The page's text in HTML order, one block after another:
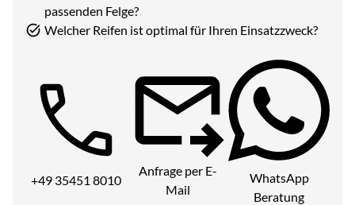
passenden Felge?
Welcher Reifen ist optimal für Ihren Einsatzzweck?
Telefon:
+49 35451 8010
Anfrage per E-
Mail
WhatsApp
Beratung